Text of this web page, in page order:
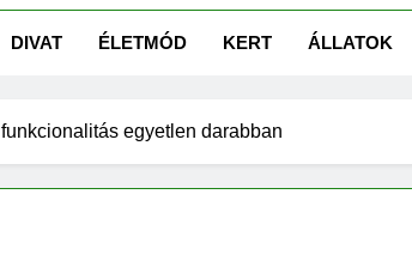
DIVAT ÉLETMÓD KERT ÁLLATOK
egyetlen darabban